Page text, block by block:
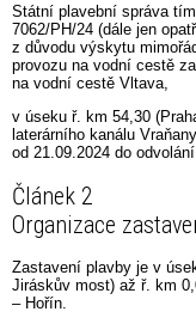
Státní plavební správa
7062/PH/24 (dále jen
z důvodu výskytu
provozu na vodní cestě
na vodní cestě Vltava,
v úseku ř. km 54,30
laterárního kanálu
od 21.09.2024 do odvolání.
Článek 2
Organizace
Zastavení plavby je v
Jiráskův most) až ř. km
– Hořín.